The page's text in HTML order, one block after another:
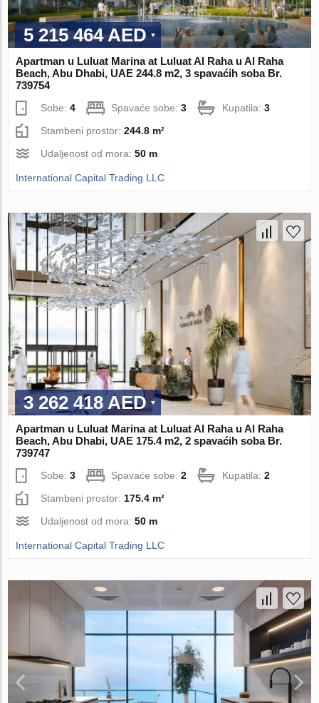
5 215 464 AED
Apartman u Luluat Marina at Luluat Al Raha u Al Raha
Beach, Abu Dhabi, UAE 244.8 m2, 3 spavaćih soba Br.
739754
Sobe:4 Spavaće sobe:3 Kupatila:3
Stambeni prostor:244.8 m²
Udaljenost od mora:50 m
International Capital Trading LLC
3 262 418 AED
Apartman u Luluat Marina at Luluat Al Raha u Al Raha
Beach, Abu Dhabi, UAE 175.4 m2, 2 spavaćih soba Br.
739747
Sobe:3 Spavaće sobe:2 Kupatila:2
Stambeni prostor: 175.4 m²
Udaljenost od mora:50 m
International Capital Trading LLC